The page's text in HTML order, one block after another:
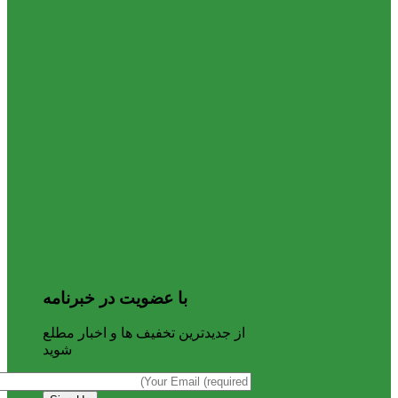
با عضویت در خبرنامه
از جدیدترین تخفیف ها و اخبار مطلع
شوید